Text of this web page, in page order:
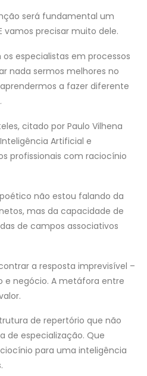
será fundamental um
vamos precisar muito dele.
especialistas em processos
nada sermos melhores no
a fazer diferente
citado por Paulo Vilhena
Artificial e
profissionais com raciocínio
não estou falando da
mas da capacidade de
de campos associativos
a resposta imprevisível –
e negócio. A metáfora entre
de repertório que não
de especialização. Que
para uma inteligência